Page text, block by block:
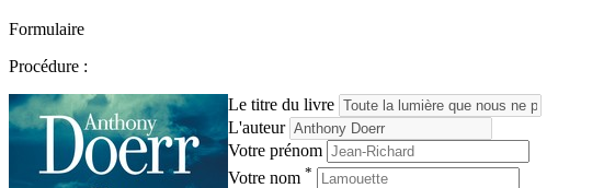
Formulaire
Procédure :
Le titre du livre
L'auteur
Votre prénom
Votre nom *